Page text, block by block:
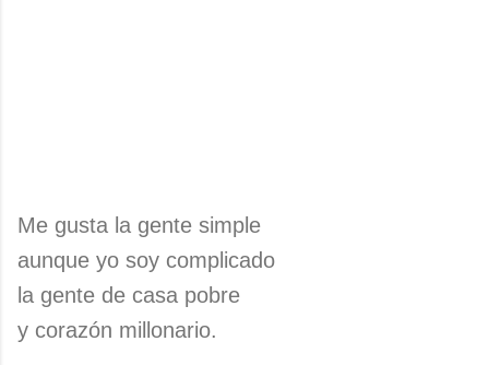
Me gusta la gente simple
aunque yo soy complicado
la gente de casa pobre
y corazón millonario.